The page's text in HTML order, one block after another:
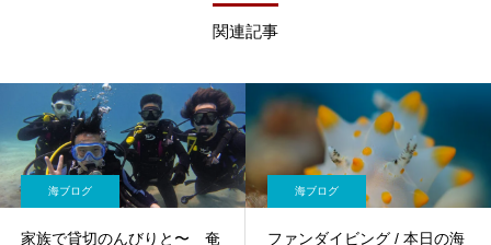
関連記事
海ブログ
家族で貸切のんびりと〜 奄
海ブログ
ファンダイビング / 本日の海